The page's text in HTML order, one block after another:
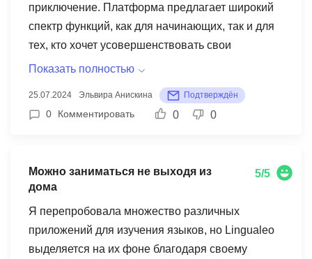
приключение. Платформа предлагает широкий
спектр функций, как для начинающих, так и для
тех, кто хочет усовершенствовать свои
языковые навыки. Одна из самых больших
разнообразии форматов обучения. Здесь вы
найдете не только текстовые упражнения, но и
воспринимать язык комплексно, развивая как
письменные, так и устные навыки. Особого
внимания заслуживают игровые элементы,
такие как кроссворды, которые не только
помогают запомнить новые слова, но и делают
Показать полностью
25.07.2024 Эльвира Анискина Подтверждён
0 Комментировать 0 0
Можно заниматься не выходя из
дома
5/5
Я перепробовала множество различных
приложений для изучения языков, но Lingualeo
выделяется на их фоне благодаря своему